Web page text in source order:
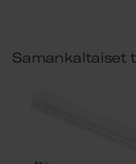
Samankaltaiset